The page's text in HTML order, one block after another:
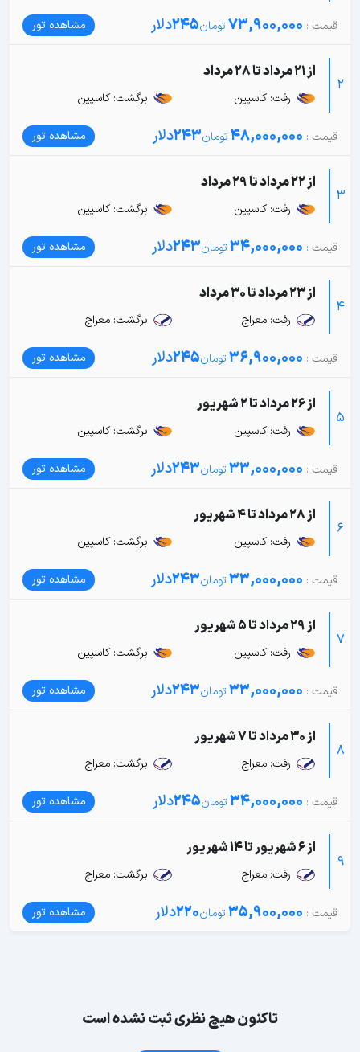
73,900,000
245دلار مشاهده تور
2
از 21 مرداد تا 28 مرداد
رفت: کاسپین برگشت: کاسپین
48,000,000
243دلار مشاهده تور
3
از 22 مرداد تا 29 مرداد
رفت: کاسپین برگشت: کاسپین
34,000,000
243دلار مشاهده تور
4
از 23 مرداد تا 30 مرداد
رفت: معراج برگشت: معراج
36,900,000
245دلار مشاهده تور
5
از 26 مرداد تا 2 شهریور
رفت: کاسپین برگشت: کاسپین
33,000,000
243دلار مشاهده تور
6
از 28 مرداد تا 4 شهریور
رفت: کاسپین برگشت: کاسپین
33,000,000
243دلار مشاهده تور
7
از 29 مرداد تا 5 شهریور
رفت: کاسپین برگشت: کاسپین
33,000,000
243دلار مشاهده تور
8
از 30 مرداد تا 7 شهریور
رفت: معراج برگشت: معراج
34,000,000
245دلار مشاهده تور
9
از 6 شهریور تا 14 شهریور
رفت: معراج برگشت: معراج
35,900,000
220دلار مشاهده تور
تاکنون هیچ نظری ثبت نشده است